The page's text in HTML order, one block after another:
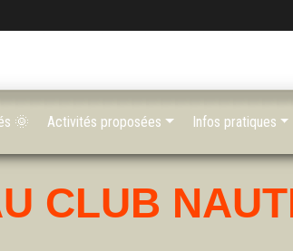
CLUB
🌞 Activités proposées Infos pratiques